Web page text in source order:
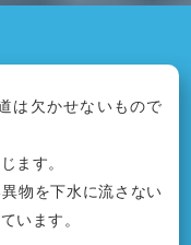
は欠かせないもので
ます。
物を下水に流さない
います。